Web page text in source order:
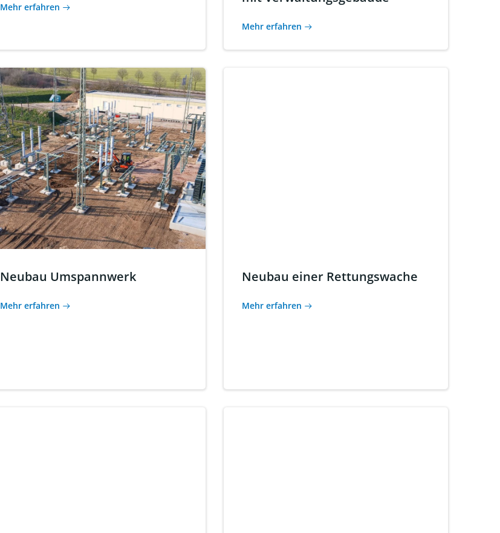
Mehr erfahren
Mehr erfahren
Neubau Umspannwerk
Mehr erfahren
Neubau einer Rettungswache
Mehr erfahren